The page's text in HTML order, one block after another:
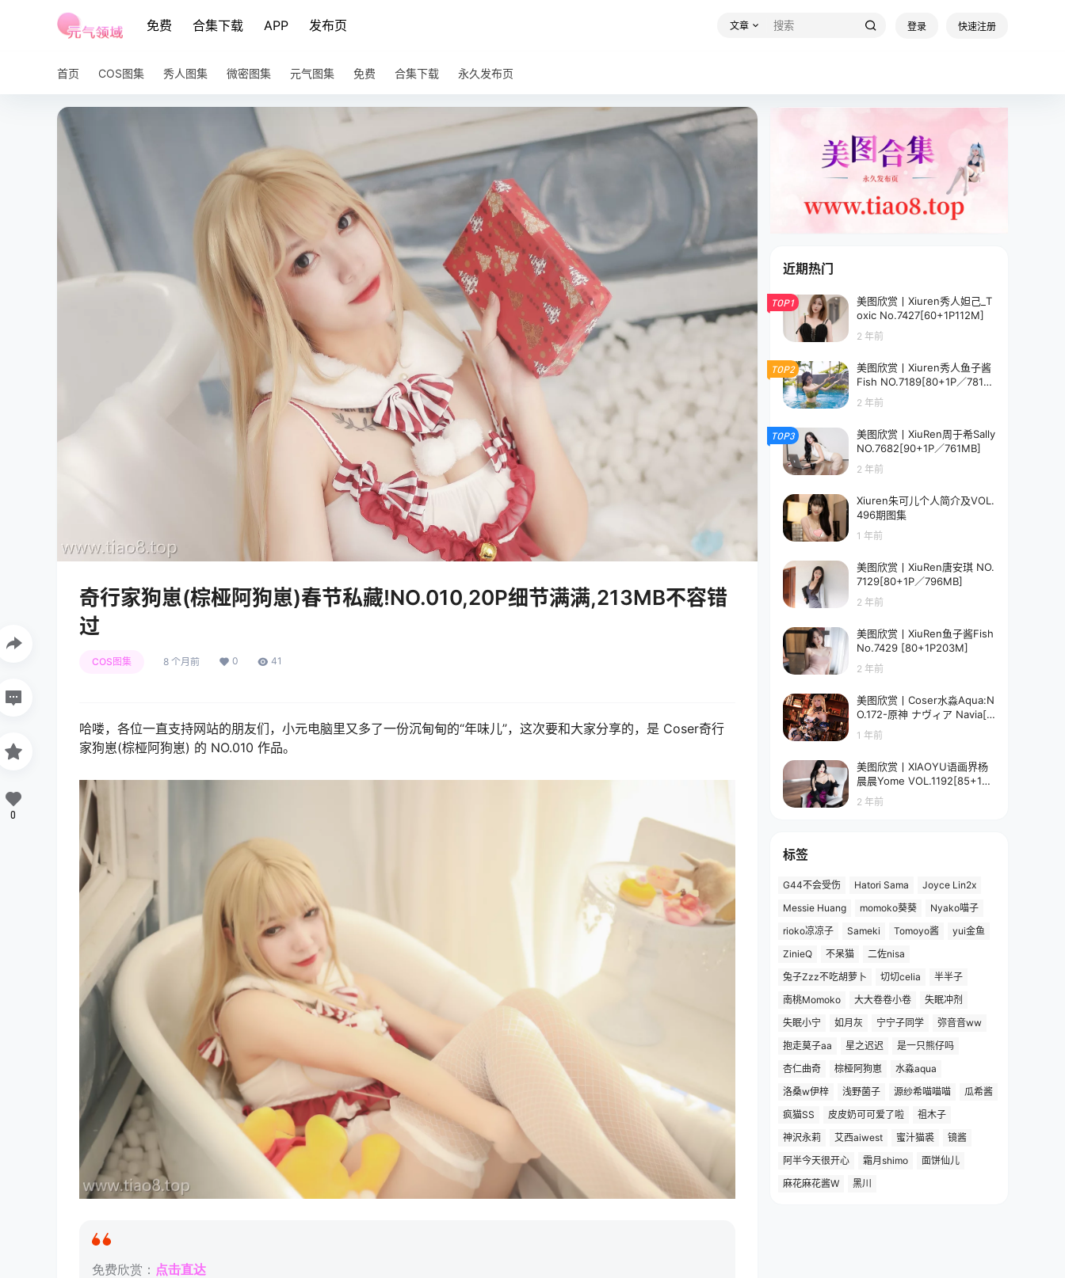
免费 合集下载 APP 发布页 文章 登录 快速注册
首页 COS图集 秀人图集 微密图集 元气图集 免费 合集下载 永久发布页
奇行家狗崽(棕桠阿狗崽)春节私藏!NO.010,20P细节满满,213MB不容错
过
COS图集 8 个月前 0 41
哈喽，各位一直支持网站的朋友们，小元电脑里又多了一份沉甸甸的“年味儿”，这次要和大家分享的，是 Coser奇行
家狗崽(棕桠阿狗崽) 的 NO.010 作品。
免费欣赏： 点击直达
0
近期热门
TOP1
美图欣赏丨Xiuren秀人妲己_T
oxic No.7427[60+1P112M]
2 年前
TOP2
美图欣赏丨Xiuren秀人鱼子酱
Fish NO.7189[80+1P／781M
2 年前
TOP3
美图欣赏丨XiuRen周于希Sally
NO.7682[90+1P／761MB]
2 年前
Xiuren朱可儿个人简介及VOL.
496期图集
1 年前
美图欣赏丨XiuRen唐安琪 NO.
7129[80+1P／796MB]
2 年前
美图欣赏丨XiuRen鱼子酱Fish
No.7429 [80+1P203M]
2 年前
美图欣赏丨Coser水淼Aqua:N
O.172-原神 ナヴィア Navia[5
8P-90.7M]
1 年前
美图欣赏丨XIAOYU语画界杨
晨晨Yome VOL.1192[85+1P
／673MB]
2 年前
标签
G44不会受伤 Hatori Sama
Joyce Lin2x
Messie Huang
momoko葵葵
Nyako喵子
rioko凉凉子
Sameki Tomoyo酱
yui金鱼
ZinieQ
不呆猫
二佐nisa
兔子Zzz不吃胡萝卜
切切celia
半半子
南桃Momoko
大大卷卷小卷
失眠冲剂
失眠小宁
如月灰 宁宁子同学
弥音音ww
抱走莫子aa
星之迟迟
是一只熊仔吗
杏仁曲奇
棕桠阿狗崽
水淼aqua
洛桑w伊梓
浅野菌子 源纱希喵喵喵
瓜希酱
疯猫SS
皮皮奶可可爱了啦
祖木子
神沢永莉
艾西aiwest 蜜汁猫裘
镜酱
阿半今天很开心
霜月shimo
面饼仙儿
麻花麻花酱W
黑川